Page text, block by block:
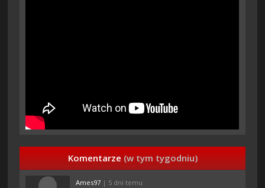
Komentarze (w tym tygodniu)
Ames97 | 5 dni temu